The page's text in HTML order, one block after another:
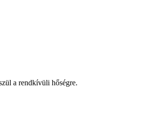
a rendkívüli hőségre.